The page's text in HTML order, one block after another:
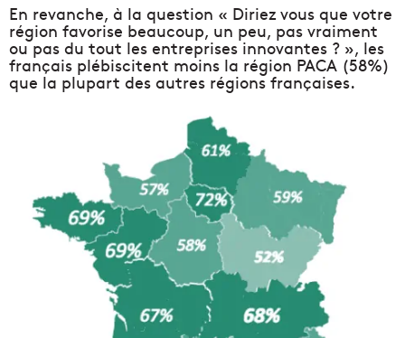
En revanche, à la question « Diriez vous que votre
région favorise beaucoup, un peu, pas vraiment
ou pas du tout les entreprises innovantes ? », les
français plébiscitent moins la région PACA (58%)
que la plupart des autres régions françaises.